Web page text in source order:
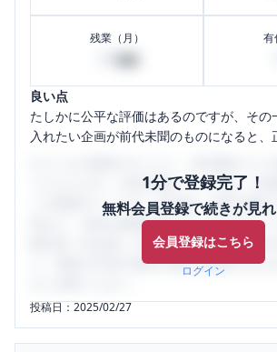
残業（月） 有
良い点
たしかに公平な評価はあるのですが、その
入れたい企画が前代未聞のものになると、
1分で登録完了！
無料会員登録で続きが見
会員登録はこちら
ログイン
うになります。SHEHUB(シーハブ)は、女
ミの投稿サイトです。給与面・女性の働き
判など、女性の転職は気にすべき点がたく
輩社員（元社員）の口コミを通して、本当
り、将来の不安や現在の悩みを解消するた
投稿日：2025/02/27